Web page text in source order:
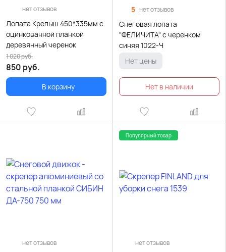
нет отзывов
Лопата Крепыш 450*335мм с
оцинкованной планкой
деревянный черенок
850 руб.
1 020руб.
В корзину
5 нет отзывов
Снеговая лопата
"ФЕЛИЧИТА" с черенком
синяя 1022-Ч
Нет цены
нет отзывов
Популярный товар
нет отзывов